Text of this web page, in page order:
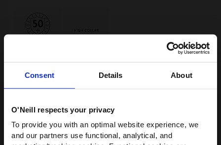
Consent Details About
O'Neill respects your privacy
To provide you with an optimal website experience, we
and our partners use functional, analytical, and
Beschreibung
WIR HABEN ETWAS FÜR
DICH!